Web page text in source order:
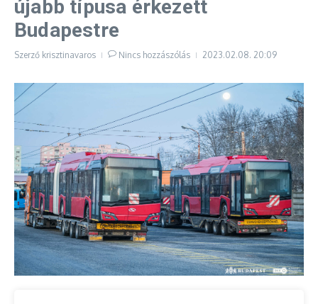
újabb típusa érkezett
Budapestre
Szerző krisztinavaros Nincs hozzászólás 2023.02.08. 20:09